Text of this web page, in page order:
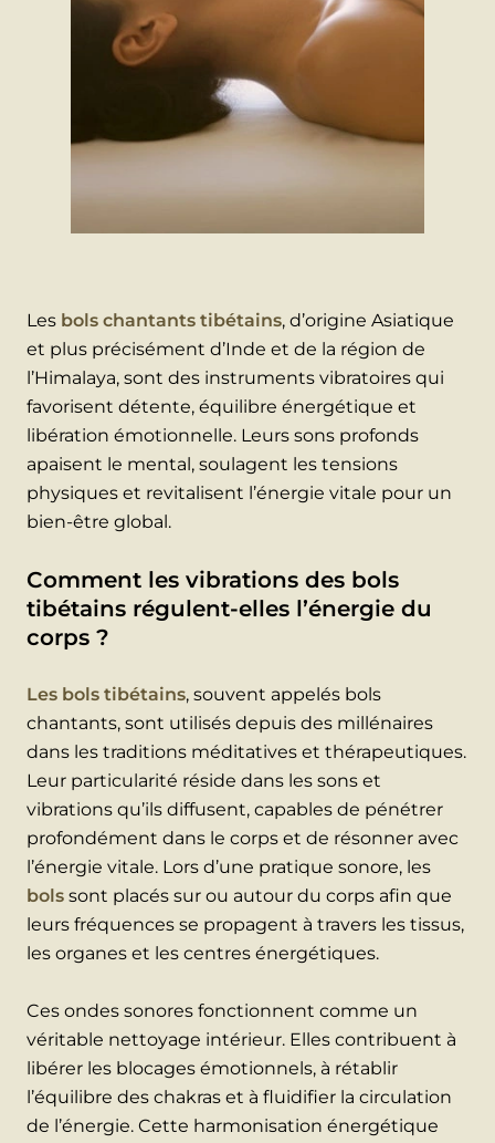
Les bols chantants tibétains, d’origine Asiatique
et plus précisément d’Inde et de la région de
l’Himalaya, sont des instruments vibratoires qui
favorisent détente, équilibre énergétique et
libération émotionnelle. Leurs sons profonds
apaisent le mental, soulagent les tensions
physiques et revitalisent l’énergie vitale pour un
bien-être global.
Comment les vibrations des bols
tibétains régulent-elles l’énergie du
corps ?
Les bols tibétains, souvent appelés bols
chantants, sont utilisés depuis des millénaires
dans les traditions méditatives et thérapeutiques.
Leur particularité réside dans les sons et
vibrations qu’ils diffusent, capables de pénétrer
profondément dans le corps et de résonner avec
l’énergie vitale. Lors d’une pratique sonore, les
bols sont placés sur ou autour du corps afin que
leurs fréquences se propagent à travers les tissus,
les organes et les centres énergétiques.
Ces ondes sonores fonctionnent comme un
véritable nettoyage intérieur. Elles contribuent à
libérer les blocages émotionnels, à rétablir
l’équilibre des chakras et à fluidifier la circulation
de l’énergie. Cette harmonisation énergétique